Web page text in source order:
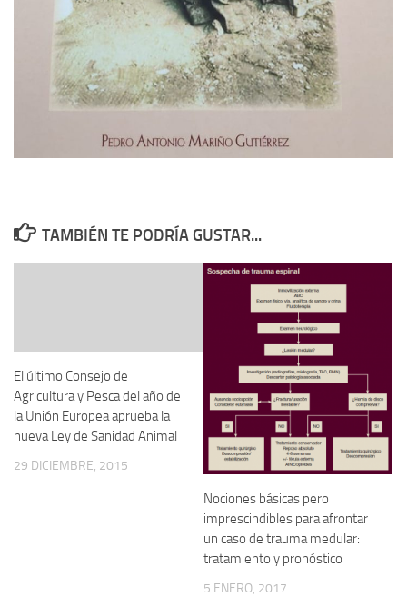
TAMBIÉN TE PODRÍA GUSTAR...
El último Consejo de
Agricultura y Pesca del año de
la Unión Europea aprueba la
nueva Ley de Sanidad Animal
29 DICIEMBRE, 2015
Nociones básicas pero
imprescindibles para afrontar
un caso de trauma medular:
tratamiento y pronóstico
5 ENERO, 2017